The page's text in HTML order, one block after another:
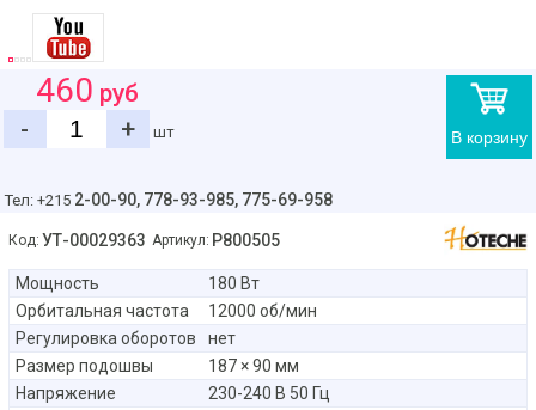
В корзину
460 руб
-
+ шт
Тел: +215 2-00-90, 778-93-985, 775-69-958
Код: УТ-00029363 Артикул: P800505
Мощность
180 Вт
Орбитальная частота
12000 об/мин
Регулировка оборотов
нет
Размер подошвы
187 × 90 мм
Напряжение
230-240 В 50 Гц